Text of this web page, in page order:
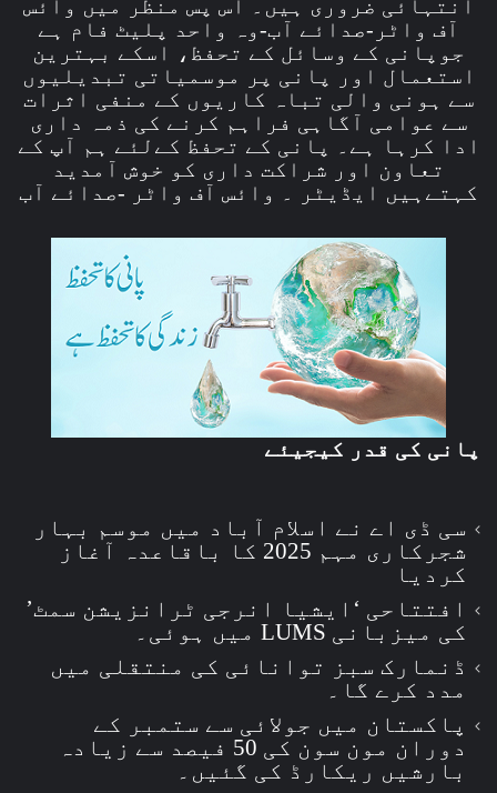
انتہائی ضروری ہیں۔ اس پس منظر میں وائس
آف واٹر-صدائے آب-وہ واحد پلیٹ فام ہے
جوپانی کے وسائل کے تحفظ، اسکے بہترین
استعمال اور پانی پر موسمیاتی تبدیلیوں
سے ہونی والی تباہ کاریوں کے منفی اثرات
سے عوامی آگاہی فراہم کرنے کی ذمہ داری
ادا کرہا ہے۔ پانی کے تحفظ کےلئے ہم آپ کے
تعاون اور شراکت داری کو خوش آمدید
کہتےہیں ایڈیٹر ۔ وائس آف واٹر -صدائے آب
پانی کی قدر کیجیئے
سی ڈی اے نے اسلام آباد میں موسم بہار
شجرکاری مہم 2025 کا باقاعدہ آغاز
کردیا
افتتاحی ‘ایشیا انرجی ٹرانزیشن سمٹ’
کی میزبانی LUMS میں ہوئی۔
ڈنمارک سبز توانائی کی منتقلی میں
مدد کرے گا۔
پاکستان میں جولائی سے ستمبر کے
دوران مون سون کی 50 فیصد سے زیادہ
بارشیں ریکارڈ کی گئیں۔